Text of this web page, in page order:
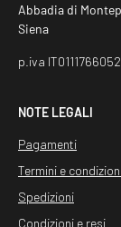
Abbadia di
Siena
p.iva
NOTE LEGALI
Pagamenti
Termini e
Spedizioni
Condizioni e resi